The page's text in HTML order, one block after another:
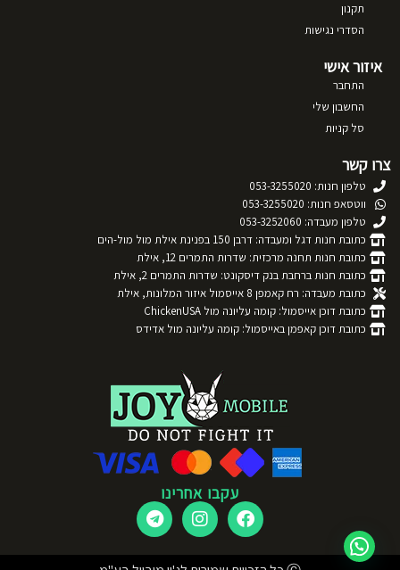
תקנון
הסדרי נגישות
איזור אישי
התחבר
החשבון שלי
סל קניות
צרו קשר
טלפון חנות: 053-3255020
ווטסאפ חנות: 053-3255020
טלפון מעבדה: 053-3252060
כתובת חנות דגל ומעבדה: דרבן 150 בפנינת אילת מול מול-הים
כתובת חנות תחנה מרכזית: שדרות התמרים 12, אילת
כתובת חנות ברחבת בנק דיסקונט: שדרות התמרים 2, אילת
כתובת מעבדה: רח קאמפן 8 אייסמול איזור המלונות, אילת
כתובת דוכן אייסמול: קומה עליונה מול ChickenUSA
כתובת דוכן קאפמן באייסמול: קומה עליונה מול אדידס
עקבו אחרינו